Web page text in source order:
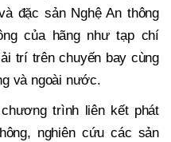
đặc sản Nghệ An thông
của hãng như tạp chí
trí trên chuyến bay cùng
và ngoài nước.
trình liên kết phát
nghiên cứu các sản